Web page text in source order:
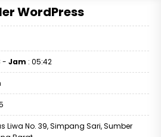
WordPress
- Jam : 05:42
Liwa No. 39, Simpang Sari, Sumber